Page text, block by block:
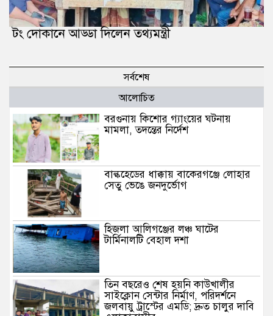
টং দোকানে আড্ডা দিলেন তথ্যমন্ত্রী
সর্বশেষ
আলোচিত
বরগুনায় কিশোর গ্যাংয়ের ঘটনায়
মামলা, তদন্তের নির্দেশ
বাল্কহেডের ধাক্কায় বাকেরগঞ্জে লোহার
সেতু ভেঙে জনদুর্ভোগ
হিজলা আলিগঞ্জের লঞ্চ ঘাটের
টার্মিনালটি বেহাল দশা
তিন বছরেও শেষ হয়নি কাউখালীর
সাইক্লোন সেন্টার নির্মাণ, পরিদর্শনে
জলবায়ু ট্রাস্টের এমডি; দ্রুত চালুর দাবি